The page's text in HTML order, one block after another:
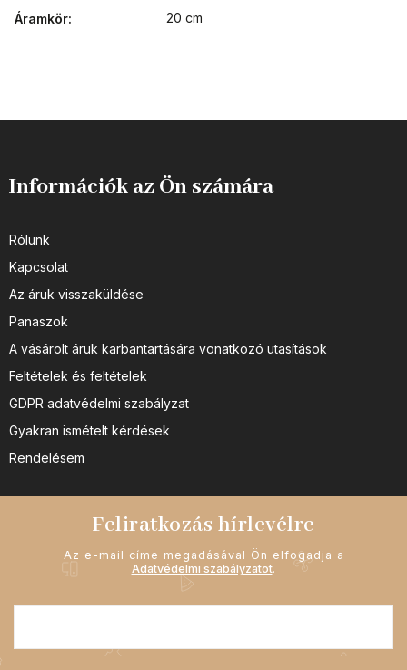
Áramkör: 20 cm
Információk az Ön számára
Rólunk
Kapcsolat
Az áruk visszaküldése
Panaszok
A vásárolt áruk karbantartására vonatkozó utasítások
Feltételek és feltételek
GDPR adatvédelmi szabályzat
Gyakran ismételt kérdések
Rendelésem
Feliratkozás hírlevélre
Az e-mail címe megadásával Ön elfogadja a
Adatvédelmi szabályzatot.